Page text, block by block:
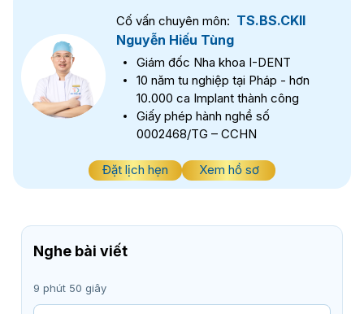
Cố vấn chuyên môn: TS.BS.CKII
Nguyễn Hiếu Tùng
Giám đốc Nha khoa I-DENT
10 năm tu nghiệp tại Pháp - hơn
10.000 ca Implant thành công
Giấy phép hành nghề số
0002468/TG – CCHN
Đặt lịch hẹn Xem hồ sơ
Nghe bài viết
9 phút 50 giây